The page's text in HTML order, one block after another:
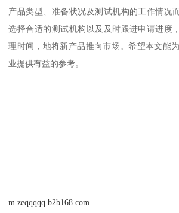
产品类型、准备状况及测试机构的工作情况
选择合适的测试机构以及及时跟进申请进度
理时间，地将新产品推向市场。希望本文能
业提供有益的参考。
m.zeqqqqq.b2b168.com